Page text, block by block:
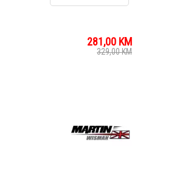
281,00 KM
329,00KM